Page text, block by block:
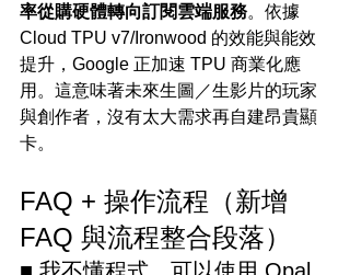
率從購硬體轉向訂閱雲端服務。依據
Cloud TPU v7/Ironwood 的效能與能效
提升，Google 正加速 TPU 商業化應
用。這意味著未來生圖／生影片的玩家
與創作者，沒有太大需求再自建昂貴顯
卡。
FAQ + 操作流程（新增
FAQ 與流程整合段落）
■ 我不懂程式，可以使用 Opal